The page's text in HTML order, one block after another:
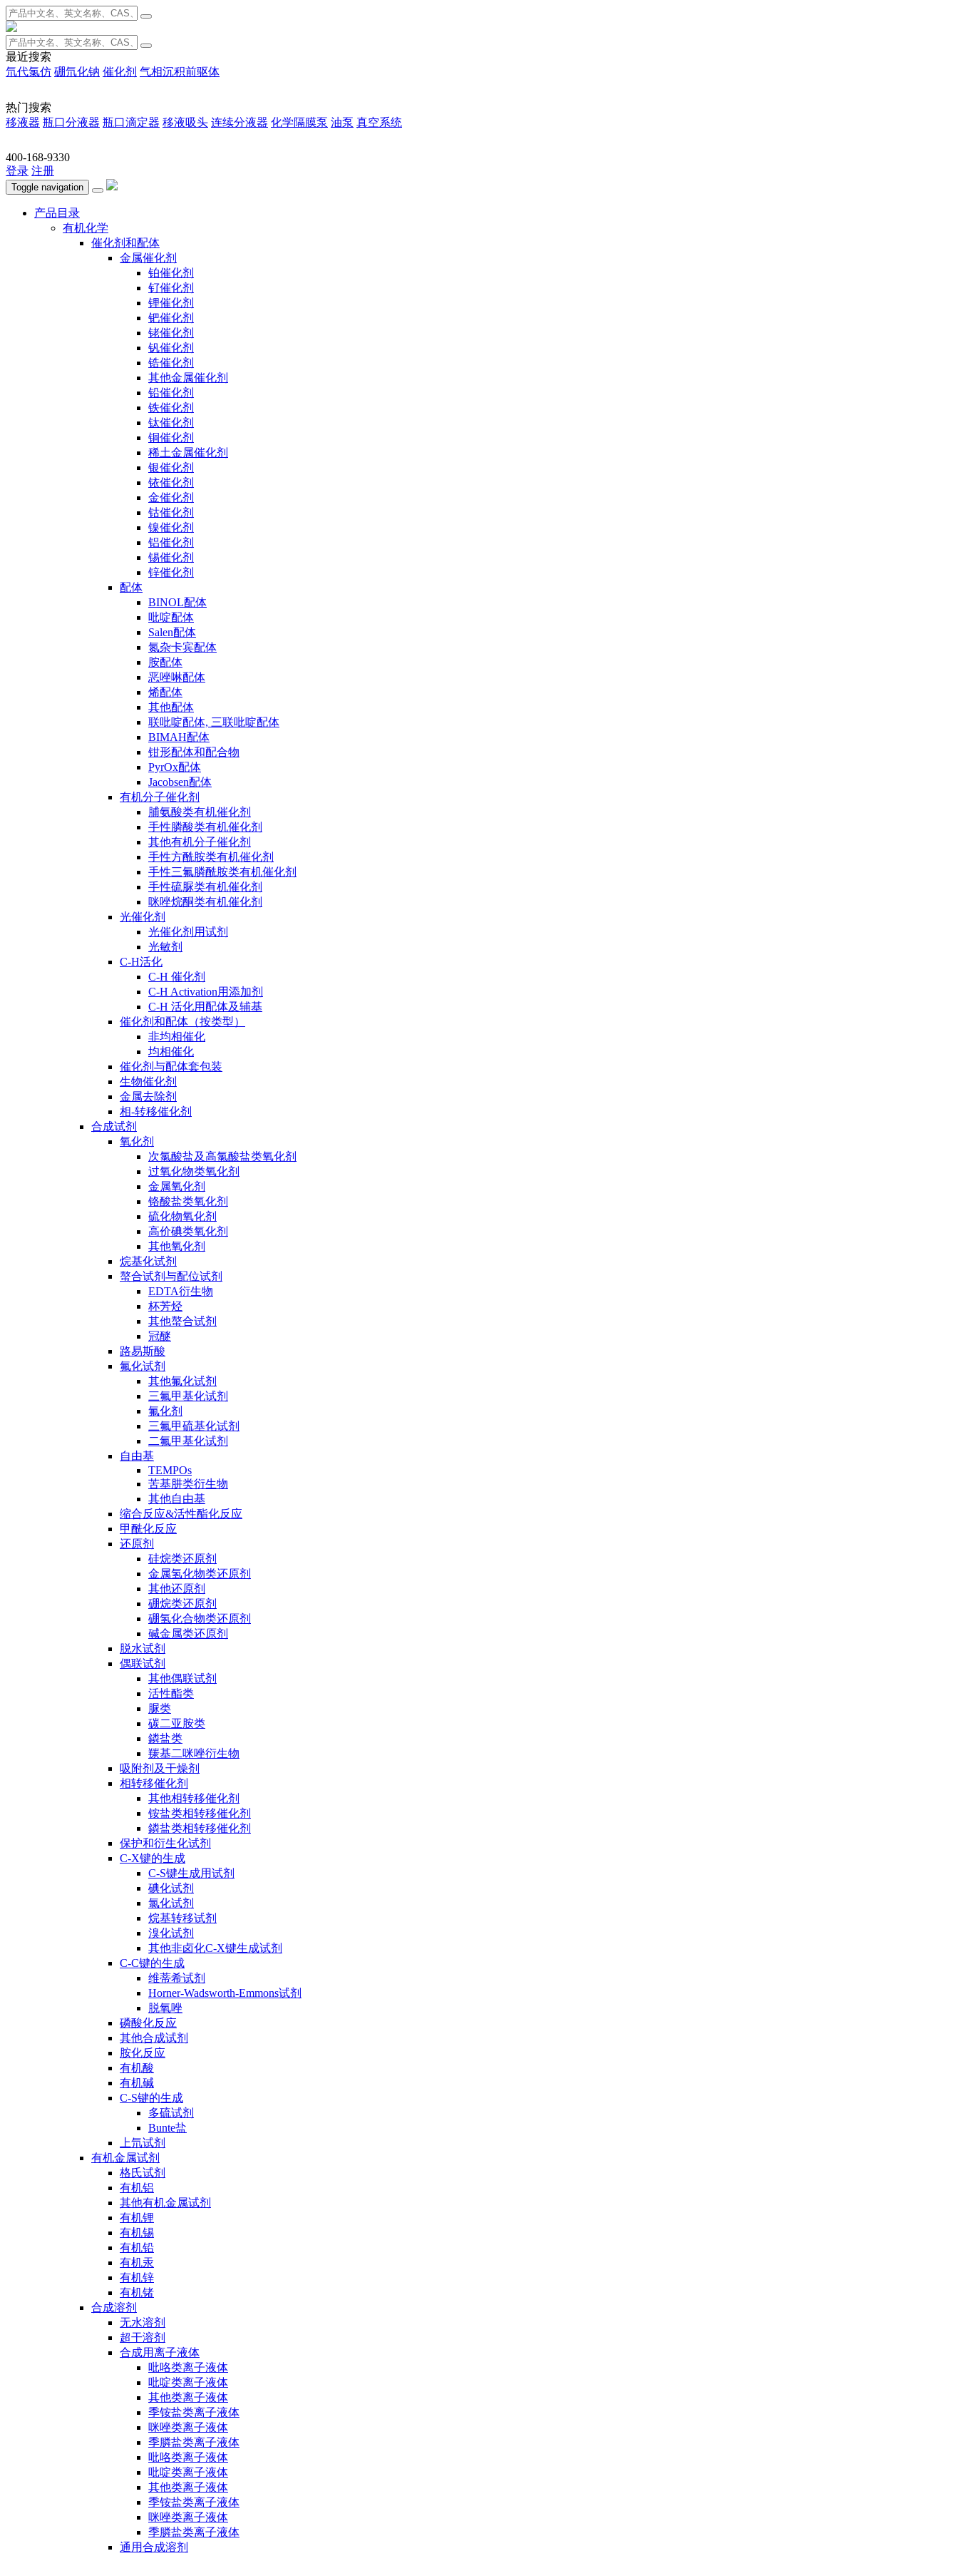
最近搜索
氘代氯仿 硼氘化钠 催化剂 气相沉积前驱体
热门搜索
移液器 瓶口分液器 瓶口滴定器 移液吸头 连续分液器 化学隔膜泵 油泵 真空系统
400-168-9330
登录 注册
Toggle navigation
产品目录
有机化学
催化剂和配体
金属催化剂
铂催化剂
钌催化剂
锂催化剂
钯催化剂
铑催化剂
钒催化剂
锆催化剂
其他金属催化剂
铅催化剂
铁催化剂
钛催化剂
铜催化剂
稀土金属催化剂
银催化剂
铱催化剂
金催化剂
钴催化剂
镍催化剂
铝催化剂
锡催化剂
锌催化剂
配体
BINOL配体
吡啶配体
Salen配体
氮杂卡宾配体
胺配体
恶唑啉配体
烯配体
其他配体
联吡啶配体, 三联吡啶配体
BIMAH配体
钳形配体和配合物
PyrOx配体
Jacobsen配体
有机分子催化剂
脯氨酸类有机催化剂
手性膦酸类有机催化剂
其他有机分子催化剂
手性方酰胺类有机催化剂
手性三氟膦酰胺类有机催化剂
手性硫脲类有机催化剂
咪唑烷酮类有机催化剂
光催化剂
光催化剂用试剂
光敏剂
C-H活化
C-H 催化剂
C-H Activation用添加剂
C-H 活化用配体及辅基
催化剂和配体（按类型）
非均相催化
均相催化
催化剂与配体套包装
生物催化剂
金属去除剂
相-转移催化剂
合成试剂
氧化剂
次氯酸盐及高氯酸盐类氧化剂
过氧化物类氧化剂
金属氧化剂
铬酸盐类氧化剂
硫化物氧化剂
高价碘类氧化剂
其他氧化剂
烷基化试剂
螯合试剂与配位试剂
EDTA衍生物
杯芳烃
其他螯合试剂
冠醚
路易斯酸
氟化试剂
其他氟化试剂
三氟甲基化试剂
氟化剂
三氟甲硫基化试剂
二氟甲基化试剂
自由基
TEMPOs
苦基肼类衍生物
其他自由基
缩合反应&活性酯化反应
甲酰化反应
还原剂
硅烷类还原剂
金属氢化物类还原剂
其他还原剂
硼烷类还原剂
硼氢化合物类还原剂
碱金属类还原剂
脱水试剂
偶联试剂
其他偶联试剂
活性酯类
脲类
碳二亚胺类
鏻盐类
羰基二咪唑衍生物
吸附剂及干燥剂
相转移催化剂
其他相转移催化剂
铵盐类相转移催化剂
鏻盐类相转移催化剂
保护和衍生化试剂
C-X键的生成
C-S键生成用试剂
碘化试剂
氯化试剂
烷基转移试剂
溴化试剂
其他非卤化C-X键生成试剂
C-C键的生成
维蒂希试剂
Horner-Wadsworth-Emmons试剂
脱氧唑
磷酸化反应
其他合成试剂
胺化反应
有机酸
有机碱
C-S键的生成
多硫试剂
Bunte盐
上氘试剂
有机金属试剂
格氏试剂
有机铝
其他有机金属试剂
有机锂
有机锡
有机铅
有机汞
有机锌
有机锗
合成溶剂
无水溶剂
超干溶剂
合成用离子液体
吡咯类离子液体
吡啶类离子液体
其他类离子液体
季铵盐类离子液体
咪唑类离子液体
季膦盐类离子液体
吡咯类离子液体
吡啶类离子液体
其他类离子液体
季铵盐类离子液体
咪唑类离子液体
季膦盐类离子液体
通用合成溶剂